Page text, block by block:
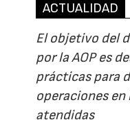
ACTUALIDAD
El objetivo del
por la AOP es
prácticas para
operaciones
atendidas